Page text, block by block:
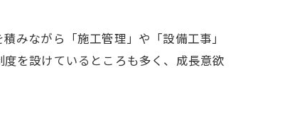
みながら「施工管理」や「設備工事」
を設けているところも多く、成長意欲